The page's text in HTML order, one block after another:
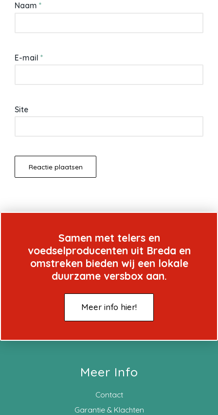
Naam *
E-mail *
Site
Samen met telers en
voedselproducenten uit Breda en
omstreken bieden wij een lokale
duurzame versbox aan.
Meer info hier!
Meer Info
Contact
Garantie & Klachten